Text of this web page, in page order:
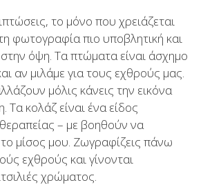
το μόνο που χρειάζεται
φωτογραφία πιο υποβλητική και
όψη. Τα πτώματα είναι άσχημο
αν μιλάμε για τους εχθρούς μας.
μόλις κάνεις την εικόνα
Τα κολάζ είναι ένα είδος
θεραπείας – με βοηθούν να
μίσος μου. Ζωγραφίζεις πάνω
εχθρούς και γίνονται
χρώματος.